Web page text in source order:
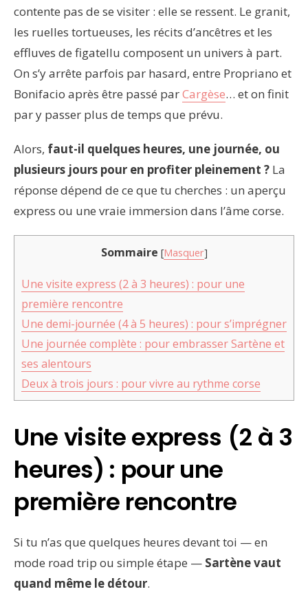
contente pas de se visiter : elle se ressent. Le granit,
les ruelles tortueuses, les récits d’ancêtres et les
effluves de figatellu composent un univers à part.
On s’y arrête parfois par hasard, entre Propriano et
Bonifacio après être passé parCargèse… et on finit
par y passer plus de temps que prévu.
Alors, faut-il quelques heures, une journée, ou
plusieurs jours pour en profiter pleinement ? La
réponse dépend de ce que tu cherches : un aperçu
express ou une vraie immersion dans l’âme corse.
Sommaire [Masquer]
Une visite express (2 à 3 heures) : pour une
première rencontre
Une demi-journée (4 à 5 heures) : pour s’imprégner
Une journée complète : pour embrasser Sartène et
ses alentours
Deux à trois jours : pour vivre au rythme corse
Une visite express (2 à 3
heures) : pour une
première rencontre
Si tu n’as que quelques heures devant toi — en
mode road trip ou simple étape — Sartène vaut
quand même le détour.